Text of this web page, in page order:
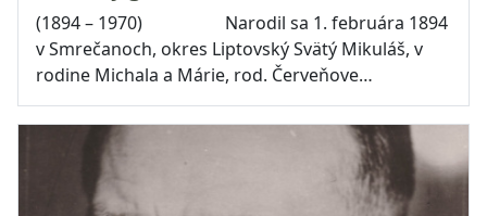
(1894 – 1970) Narodil sa 1. februára 1894
v Smrečanoch, okres Liptovský Svätý Mikuláš, v
rodine Michala a Márie, rod. Červeňove…